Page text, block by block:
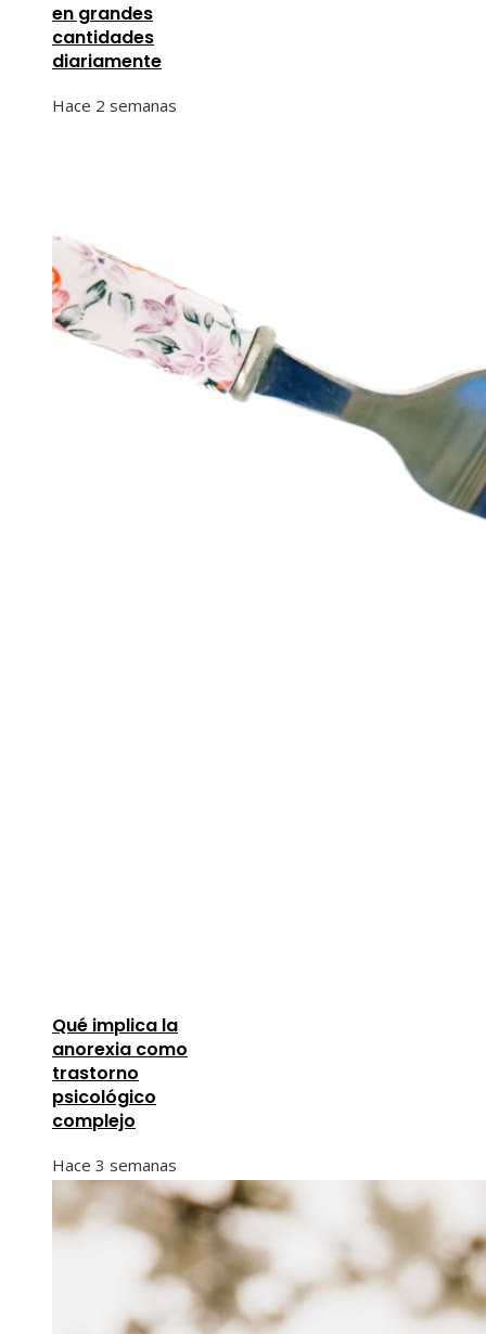
en grandes
cantidades
diariamente
Hace 2 semanas
Qué implica la
anorexia como
trastorno
psicológico
complejo
Hace 3 semanas